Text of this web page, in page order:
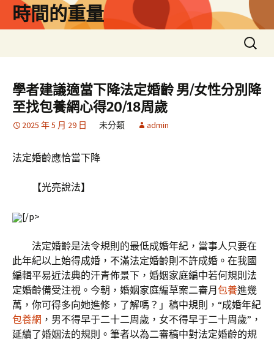
時間的重量
搜
尋
鍵
字:
學者建議適當下降法定婚齡 男/女性分別降
至找包養網心得20/18周歲
2025 年 5 月 29 日 未分類 admin
法定婚齡應恰當下降
【光亮說法】
[/p>
法定婚齡是法令規則的最低成婚年紀，當事人只要在
此年紀以上始得成婚，不滿法定婚齡則不許成婚。在我國
編輯平易近法典的汗青佈景下，婚姻家庭編中若何規則法
定婚齡備受注視。今朝，婚姻家庭編草案二審月 包養進幾
萬，你可得多向她進修，了解嗎？」稿中規則，“成婚年紀
包養網 ，男不得早于二十二周歲，女不得早于二十周歲”，
延續了婚姻法的規則。筆者以為二審稿中對法定婚齡的規